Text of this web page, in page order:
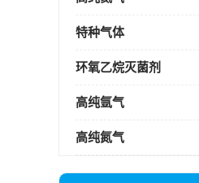
特种气体
环氧乙烷灭菌剂
高纯氩气
高纯氮气